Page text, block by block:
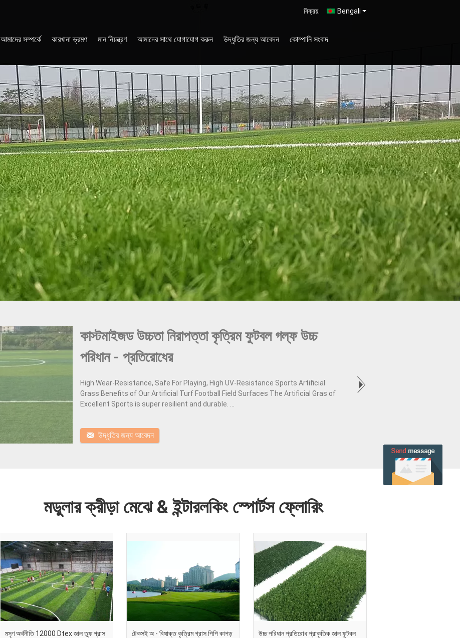
Bengali
বিক্রয়:
আমাদের সম্পর্কে কারখানা ভ্রমণ মান নিয়ন্ত্রণ আমাদের সাথে যোগাযোগ করুন উদ্ধৃতির জন্য আবেদন কোম্পানি সংবাদ
কাস্টমাইজড উচ্চতা নিরাপত্তা কৃত্রিম ফুটবল গল্ফ উচ্চ
পরিধান - প্রতিরোধের
High Wear-Resistance, Safe For Playing, High UV-Resistance Sports Artificial
Grass Benefits of Our Artificial Turf Football Field Surfaces The Artificial Gras of
Excellent Sports is super resilient and durable. ...
মডুলার ক্রীড়া মেঝে & ইন্টারলকিং স্পোর্টস ফ্লোরিং
মসৃণ অর্থনীতি 12000 Dtex জাল তুফ গ্রাস
টেকসই অ - বিষাক্ত কৃত্রিম গ্রাস পিপি কাপড়
উচ্চ পরিধান প্রতিরোধ প্রাকৃতিক জাল ফুটবল